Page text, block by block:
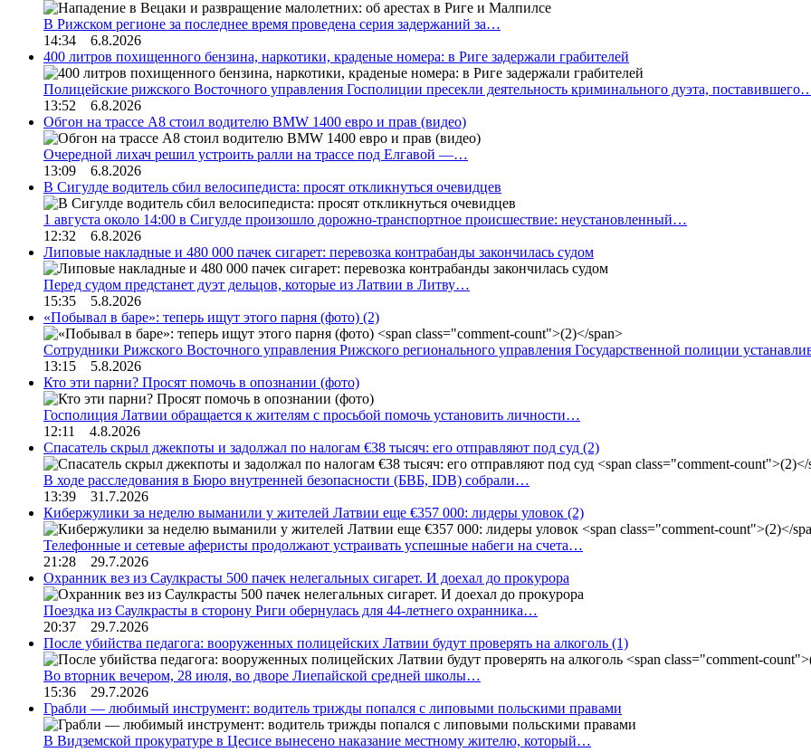
В Рижском регионе за последнее время проведена серия задержаний за…
14:34 6.8.2026
400 литров похищенного бензина, наркотики, краденые номера: в Риге задержали грабителей
Полицейские рижского Восточного управления Госполиции пресекли деятельность криминального дуэта,
13:52 6.8.2026
Обгон на трассе А8 стоил водителю BMW 1400 евро и прав (видео)
Очередной лихач решил устроить ралли на трассе под Елгавой —…
13:09 6.8.2026
В Сигулде водитель сбил велосипедиста: просят откликнуться очевидцев
1 августа около 14:00 в Сигулде произошло дорожно-транспортное происшествие: неустановленный…
12:32 6.8.2026
Липовые накладные и 480 000 пачек сигарет: перевозка контрабанды закончилась судом
Перед судом предстанет дуэт дельцов, которые из Латвии в Литву…
15:35 5.8.2026
«Побывал в баре»: теперь ищут этого парня (фото) (2)
Сотрудники Рижского Восточного управления Рижского регионального управления Государственной полиции
13:15 5.8.2026
Кто эти парни? Просят помочь в опознании (фото)
Госполиция Латвии обращается к жителям с просьбой помочь установить личности…
12:11 4.8.2026
Спасатель скрыл джекпоты и задолжал по налогам €38 тысяч: его отправляют под суд (2)
В ходе расследования в Бюро внутренней безопасности (БВБ, IDB) собрали…
13:39 31.7.2026
Кибержулики за неделю выманили у жителей Латвии еще €357 000: лидеры уловок (2)
Телефонные и сетевые аферисты продолжают устраивать успешные набеги на счета…
21:28 29.7.2026
Охранник вез из Саулкрасты 500 пачек нелегальных сигарет. И доехал до прокурора
Поездка из Саулкрасты в сторону Риги обернулась для 44-летнего охранника…
20:37 29.7.2026
После убийства педагога: вооруженных полицейских Латвии будут проверять на алкоголь (1)
Во вторник вечером, 28 июля, во дворе Лиепайской средней школы…
15:36 29.7.2026
Грабли — любимый инструмент: водитель трижды попался с липовыми польскими правами
В Видземской прокуратуре в Цесисе вынесено наказание местному жителю, который…